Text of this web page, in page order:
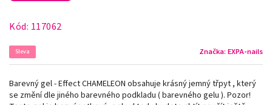
Kód: 117062
Sleva Značka: EXPA-nails
Barevný gel - Effect CHAMELEON obsahuje krásný jemný třpyt , který
se změní dle jiného barevného podkladu ( barevného gelu ). Pozor!